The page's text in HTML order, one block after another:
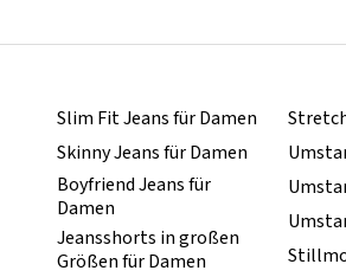
Slim Fit Jeans für Damen
Skinny Jeans für Damen
Boyfriend Jeans für
Damen
Jeansshorts in großen
Größen für Damen